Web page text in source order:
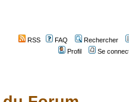
RSS FAQ
Rechercher
Profil
Se